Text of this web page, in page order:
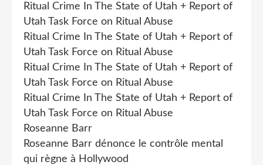
Ritual Crime In The State of Utah + Report of
Utah Task Force on Ritual Abuse
Ritual Crime In The State of Utah + Report of
Utah Task Force on Ritual Abuse
Ritual Crime In The State of Utah + Report of
Utah Task Force on Ritual Abuse
Ritual Crime In The State of Utah + Report of
Utah Task Force on Ritual Abuse
Roseanne Barr
Roseanne Barr dénonce le contrôle mental
qui règne à Hollywood